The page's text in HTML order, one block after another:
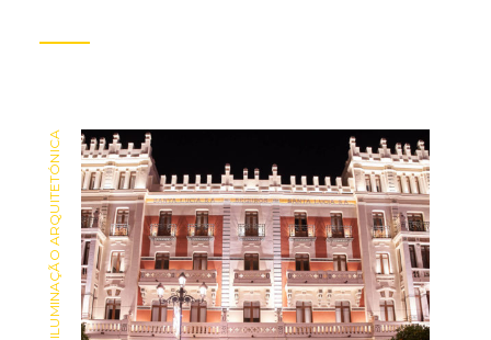
ILUMINAÇÃO ARQUITETÓNICA